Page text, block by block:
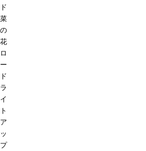
ド
菜
の
花
ロ
ー
ド
ラ
イ
ト
ア
ッ
プ